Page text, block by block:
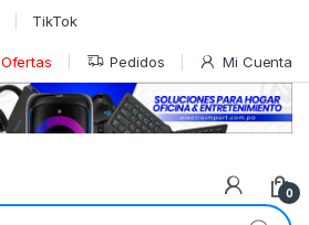
TikTok
Ofertas Pedidos Mi Cuenta
0